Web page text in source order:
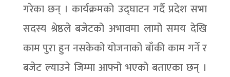
गरेका छन् । कार्यक्रमको उद्घाटन गर्दै प्रदेश सभा
सदस्य श्रेष्ठले बजेटको अभावमा लामो समय देखि
काम पुरा हुन नसकेको योजनाको बाँकी काम गर्ने र
बजेट ल्याउने जिम्मा आफ्नो भएको बताएका छन् ।